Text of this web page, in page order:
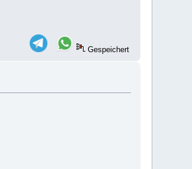
Gespeichert